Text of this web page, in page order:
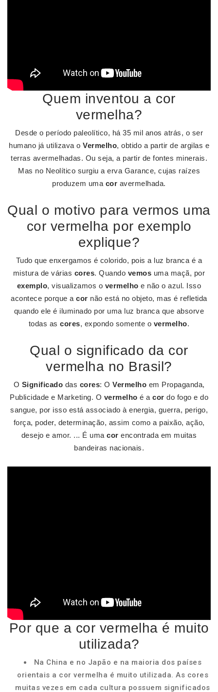
Quem inventou a cor
vermelha?
Desde o período paleolítico, há 35 mil anos atrás, o ser
humano já utilizava o Vermelho, obtido a partir de argilas e
terras avermelhadas. Ou seja, a partir de fontes minerais.
Mas no Neolítico surgiu a erva Garance, cujas raízes
produzem uma cor avermelhada.
Qual o motivo para vermos uma
cor vermelha por exemplo
explique?
Tudo que enxergamos é colorido, pois a luz branca é a
mistura de várias cores. Quando vemos uma maçã, por
exemplo, visualizamos o vermelho e não o azul. Isso
acontece porque acor não está no objeto, mas é refletida
quando ele é iluminado por uma luz branca que absorve
todas ascores, expondo somente o vermelho.
Qual o significado da cor
vermelha no Brasil?
O Significado das cores: O Vermelho em Propaganda,
Publicidade e Marketing. O vermelho é a cor do fogo e do
sangue, por isso está associado à energia, guerra, perigo,
força, poder, determinação, assim como a paixão, ação,
desejo e amor. ... É umacor encontrada em muitas
bandeiras nacionais.
Por que a cor vermelha é muito
utilizada?
Na China e no Japão e na maioria dos países
orientais a cor vermelha é muito utilizada. As cores
muitas vezes em cada cultura possuem significados